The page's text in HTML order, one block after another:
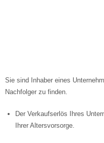
Sie sind Inhaber eines
Nachfolger zu finden.
Der Verkaufserlös Ihres
Ihrer Altersvorsorge.